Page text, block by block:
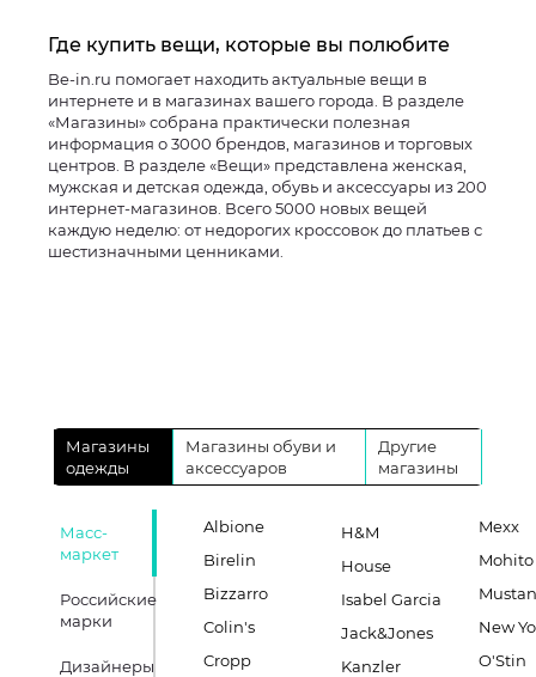
Где купить вещи, которые вы полюбите
Be-in.ru помогает находить актуальные вещи в
интернете и в магазинах вашего города. В разделе
«Магазины» собрана практически полезная
информация о 3000 брендов, магазинов и торговых
центров. В разделе «Вещи» представлена женская,
мужская и детская одежда, обувь и аксессуары из 200
интернет-магазинов. Всего 5000 новых вещей
каждую неделю: от недорогих кроссовок до платьев с
шестизначными ценниками.
Магазины
одежды
Магазины обуви и
аксессуаров
Другие
магазины
Масс-
маркет
Российские
марки
Дизайнеры
Albione
Birelin
Bizzarro
Colin's
Cropp
H&M
House
Isabel Garcia
Jack&Jones
Kanzler
Mexx
Mohito
New
O'Stin